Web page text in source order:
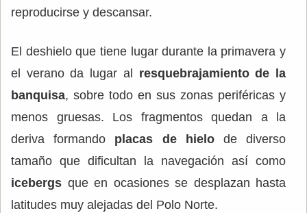
reproducirse y descansar.
El deshielo que tiene lugar durante la primavera y
el verano da lugar al resquebrajamiento de la
banquisa, sobre todo en sus zonas periféricas y
menos gruesas. Los fragmentos quedan a la
deriva formando placas de hielode diverso
tamaño que dificultan la navegación así como
icebergs que en ocasiones se desplazan hasta
latitudes muy alejadas del Polo Norte.